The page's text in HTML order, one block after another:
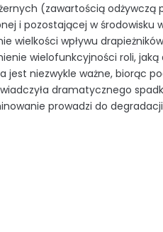
(zawartością
i pozostającej w środowisku
wielkości wpływu
wielofunkcyjności roli,
jest niezwykle ważne, biorąc
dramatycznego
prowadzi do